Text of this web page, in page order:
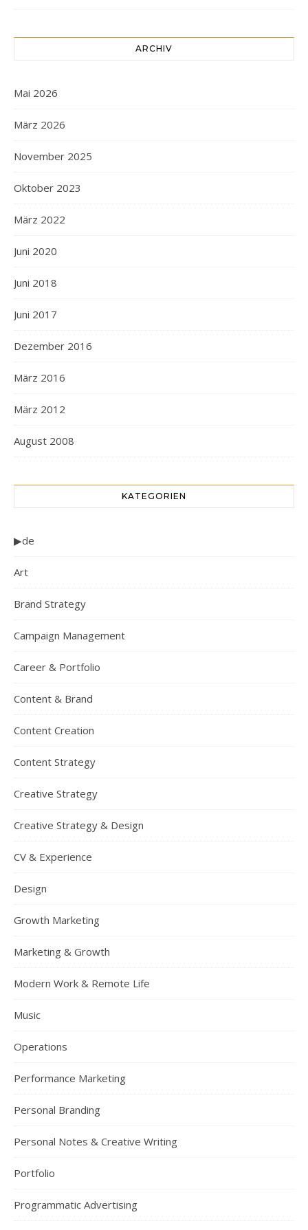
ARCHIV
Mai 2026
März 2026
November 2025
Oktober 2023
März 2022
Juni 2020
Juni 2018
Juni 2017
Dezember 2016
März 2016
März 2012
August 2008
KATEGORIEN
▶de
Art
Brand Strategy
Campaign Management
Career & Portfolio
Content & Brand
Content Creation
Content Strategy
Creative Strategy
Creative Strategy & Design
CV & Experience
Design
Growth Marketing
Marketing & Growth
Modern Work & Remote Life
Music
Operations
Performance Marketing
Personal Branding
Personal Notes & Creative Writing
Portfolio
Programmatic Advertising